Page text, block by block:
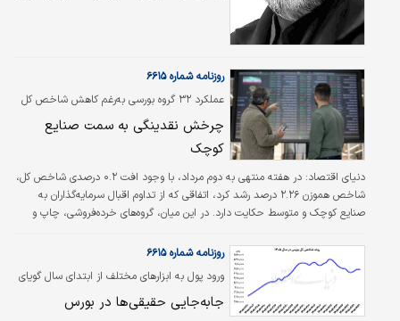
اساس حروف الفبا پرداخت می‌کند، درحالی‌که
سایر صندوق‌های بازنشستگی کشور سال‌هاست
حقوق مستمری‌بگیران خود را در یک روز و به
صورت یکپارچه واریز می‌کنند؟
عملکرد ۳۲ گروه بورسی به‌رغم کاهش شاخص کل
بازار سهام، مثبت شد
روزنامه شماره ۶۶۱۵
چرخش نقدینگی به سمت صنایع
کوچک
دنیای اقتصاد:
در هفته منتهی به دوم مرداد، با وجود افت ۰.۲ درصدی شاخص کل،
شاخص هموزن ۲.۲۶ درصد رشد کرد، اتفاقی که از تداوم اقبال سرمایه‌گذاران به
صنایع کوچک و متوسط حکایت دارد. در این میان، گروه‌های خرده‌فروشی، چاپ و
کالاهای پایه، حمل‌ونقل و پروژه‌محورها تحت فشار عرضه قرار گرفتند. درحالی‌که
شاخص کل بورس طی هفته منتهی به دوم مردادماه ۱۴۰۵ با افت ۰.۲ درصدی همراه
شد، رشد ۲.۲۶ درصدی شاخص هموزن تصویری متفاوت از معاملات بازار ارائه داد.
نگاهی…
ورود پول به ابزارهای مختلف از ابتدای سال گویای
چه نکته‌ای است؟
روزنامه شماره ۶۶۱۵
جابه‌جایی حقیقی‌ها در بورس